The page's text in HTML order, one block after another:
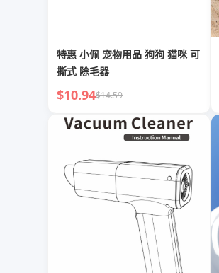
特惠 小佩 宠物用品 狗狗 猫咪 可
撕式 除毛器
$10.94$14.59